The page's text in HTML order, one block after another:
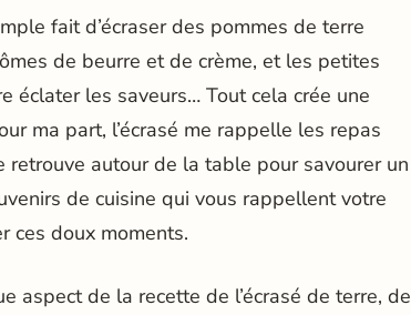
fait d’écraser des pommes de terre
de beurre et de crème, et les petites
éclater les saveurs… Tout cela crée une
ma part, l’écrasé me rappelle les repas
autour de la table pour savourer un
de cuisine qui vous rappellent votre
ces doux moments.
aspect de la recette de l’écrasé de terre, de